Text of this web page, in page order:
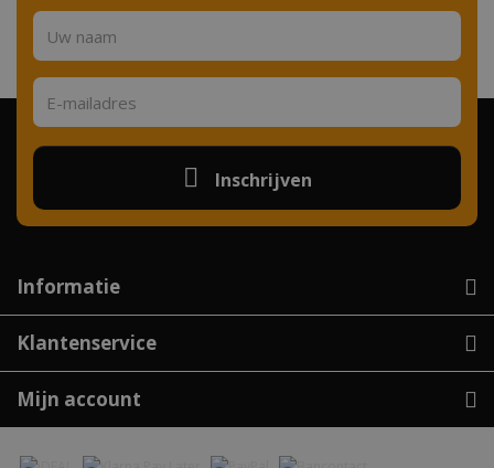
Inschrijven
Informatie
Klantenservice
Mijn account